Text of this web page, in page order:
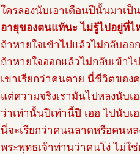
ใครลองนับเอาเดือนปีนั้นมาเป็
อายุของตนแท้นะ ไม่รู้ไปอยู่ที่
ถ้าหายใจเข้าไปแล้วไม่กลับออ
ถ้าหายใจออกแล้วไม่กลับเข้าไ
เขาเรียกว่าคนตาย นี่ชีวิตของ
แต่ความจริงเรามันไปหลงนับ
ว่าเท่านั้นปีเท่านี้ปี เออ ไปนับ
นี่จะเรียกว่าคนฉลาดหรือคนหล
พระพุทธเจ้าท่านว่าคนโง่ ไม่ใ